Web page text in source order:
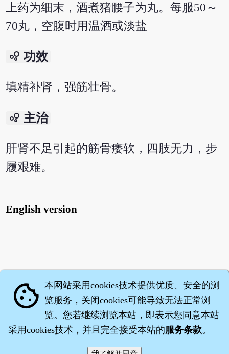
上药为细末，酒煮猪腰子为丸。每服50～
70丸，空腹时用温酒或淡盐
bubble_chart 功效
填精补肾，强筋壮骨。
bubble_chart 主治
肝肾不足引起的筋骨痿软，四肢无力，步
履艰难。
English version
cookie 本网站采用cookies技术提供优质、安全的浏
览服务，关闭cookies可能导致无法正常浏
览。您若继续浏览本站，即表示您同意本站
采用cookies技术，并且完全接受本站的服务条款。